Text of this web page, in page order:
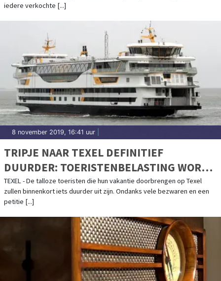
iedere verkochte [...]
8 november 2019, 16:41 uur
TRIPJE NAAR TEXEL DEFINITIEF
DUURDER: TOERISTENBELASTING WORDT
VERHOOGD
TEXEL - De talloze toeristen die hun vakantie doorbrengen op Texel
zullen binnenkort iets duurder uit zijn. Ondanks vele bezwaren en een
petitie [...]